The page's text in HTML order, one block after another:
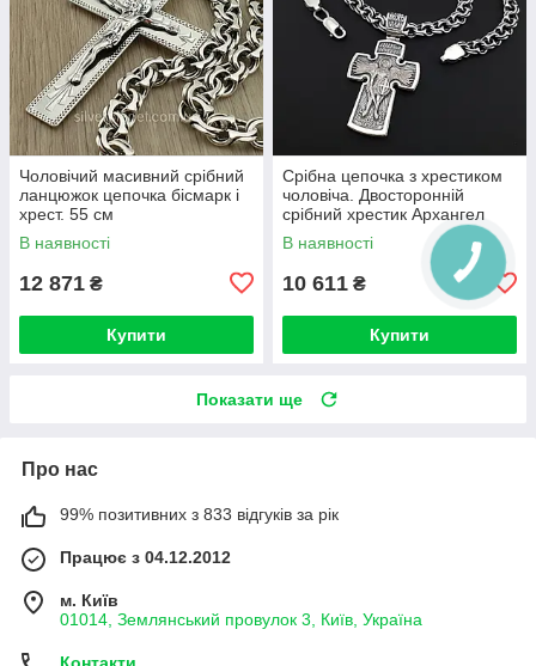
Чоловічий масивний срібний
ланцюжок цепочка бісмарк і
хрест. 55 см
В наявності
12 871 ₴
Купити
Срібна цепочка з хрестиком
чоловіча. Двосторонній
срібний хрестик Архангел
Михайло та ланцюжок
бісмарк
В наявності
10 611 ₴
Купити
Показати ще
Про нас
99% позитивних з 833 відгуків за рік
Працює з 04.12.2012
м. Київ
01014, Землянський провулок 3, Київ, Україна
Контакти